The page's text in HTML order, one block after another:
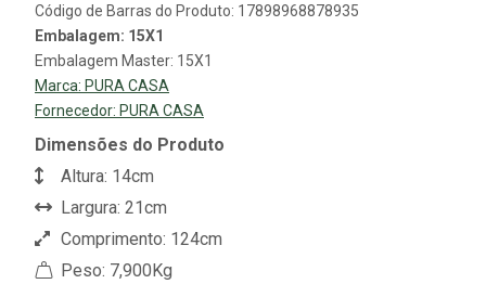
Código de Barras do Produto: 17898968878935
Embalagem: 15X1
Embalagem Master: 15X1
Marca: PURA CASA
Fornecedor: PURA CASA
Dimensões do Produto
Altura: 14cm
Largura: 21cm
Comprimento: 124cm
Peso: 7,900Kg